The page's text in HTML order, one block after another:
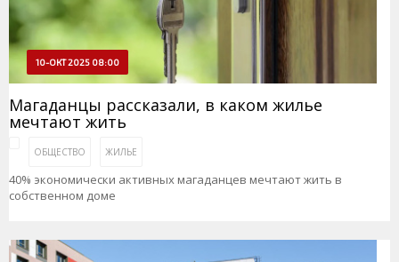
10-ОКТ 2025 08:00
Магаданцы рассказали, в каком жилье
мечтают жить
ОБЩЕСТВО ЖИЛЬЕ
40% экономически активных магаданцев мечтают жить в
собственном доме